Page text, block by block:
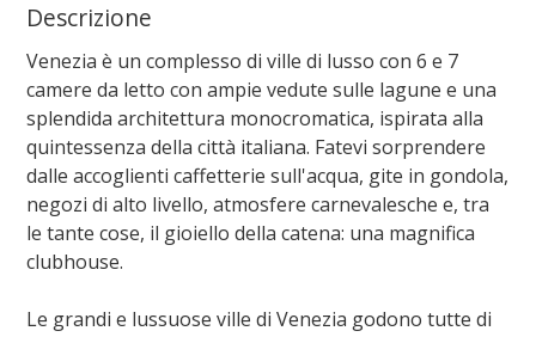
Descrizione
Venezia è un complesso di ville di lusso con 6 e 7
camere da letto con ampie vedute sulle lagune e una
splendida architettura monocromatica, ispirata alla
quintessenza della città italiana. Fatevi sorprendere
dalle accoglienti caffetterie sull'acqua, gite in gondola,
negozi di alto livello, atmosfere carnevalesche e, tra
le tante cose, il gioiello della catena: una magnifica
clubhouse.
Le grandi e lussuose ville di Venezia godono tutte di